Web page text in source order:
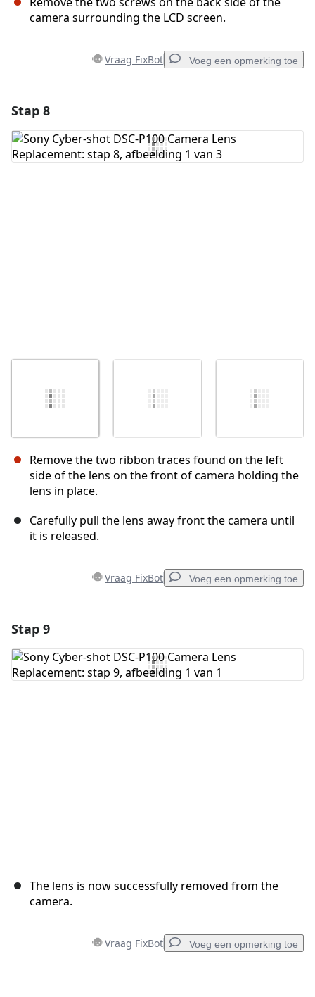
camera surrounding the LCD screen.
Vraag FixBot Voeg een opmerking toe
Voeg opmerking toe
Stap 8
Remove the two ribbon traces found on the left
side of the lens on the front of camera holding the
lens in place.
Carefully pull the lens away front the camera until
it is released.
Vraag FixBot Voeg een opmerking toe
Voeg opmerking toe
Stap 9
The lens is now successfully removed from the
camera.
Vraag FixBot Voeg een opmerking toe